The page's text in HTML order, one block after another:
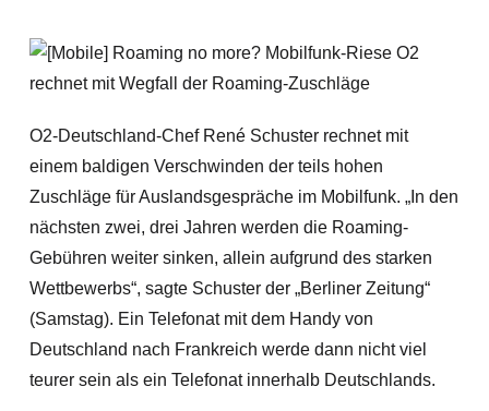
O2-Deutschland-Chef René Schuster rechnet mit
einem baldigen Verschwinden der teils hohen
Zuschläge für Auslandsgespräche im Mobilfunk. „In den
nächsten zwei, drei Jahren werden die Roaming-
Gebühren weiter sinken, allein aufgrund des starken
Wettbewerbs“, sagte Schuster der „Berliner Zeitung“
(Samstag). Ein Telefonat mit dem Handy von
Deutschland nach Frankreich werde dann nicht viel
teurer sein als ein Telefonat innerhalb Deutschlands.